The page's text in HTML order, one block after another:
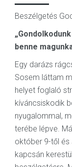
Beszélgetés
benne
Egy darázs
Sosem láttam
helyet foglaló
kíváncsiskodik
nyugalommal,
terébe lépve.
október 9-től és
kapcsán